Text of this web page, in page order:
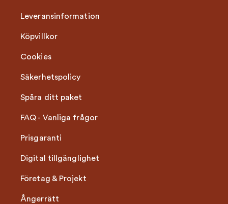
Leveransinformation
Köpvillkor
Cookies
Säkerhetspolicy
Spåra ditt paket
FAQ - Vanliga frågor
Prisgaranti
Digital tillgänglighet
Företag & Projekt
Ångerrätt